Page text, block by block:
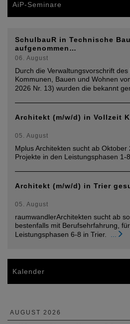
AiP-Seminare
SchulbauR in Technische
aufgenommen…
06. August
Durch die Verwaltungsvorschrift
Kommunen, Bauen und Wohnen
2026 Nr. 13) wurden die bekannt
Architekt (m/w/d) in Vollzeit
05. August
Mplus Architekten sucht ab
Projekte in den Leistungsphasen 1-
Architekt (m/w/d) in Trier
05. August
raumwandlerArchitekten sucht ab
bestenfalls mit Berufsehrfahrung,
Leistungsphasen 6-8 in Trier.
Kalender
AUGUST 2026